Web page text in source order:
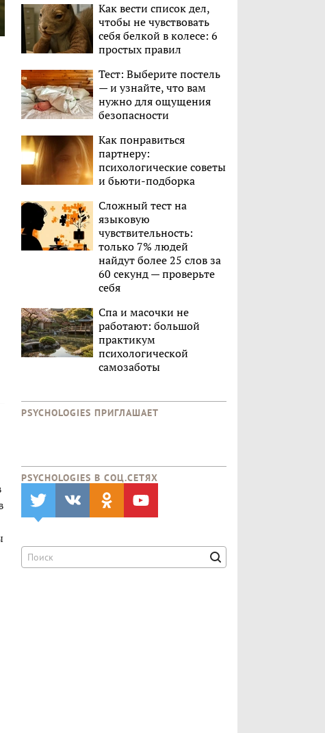
Как вести список дел,
чтобы не чувствовать
себя белкой в колесе: 6
простых правил
Тест: Выберите постель
— и узнайте, что вам
нужно для ощущения
безопасности
Как понравиться
партнеру:
психологические советы
и бьюти-подборка
Сложный тест на
языковую
чувствительность:
только 7% людей
найдут более 25 слов за
60 секунд — проверьте
себя
Спа и масочки не
работают: большой
практикум
психологической
самозаботы
PSYCHOLOGIES ПРИГЛАШАЕТ
PSYCHOLOGIES В CОЦ.СЕТЯХ